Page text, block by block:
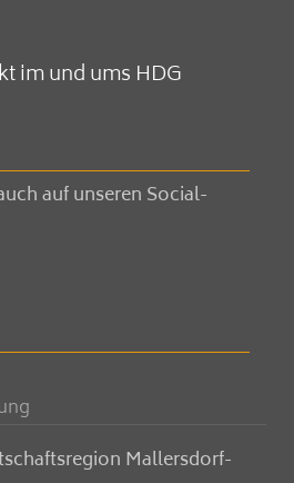
im und ums HDG
auf unseren Social-
Mallersdorf-